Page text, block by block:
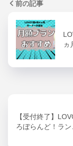
前の記事
ヵ
【受付終了】
ろぼらんど！ラン